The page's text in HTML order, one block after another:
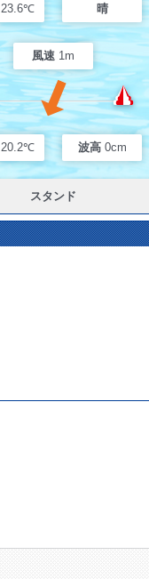
23.6℃ 晴
風速 1m
20.2℃ 波高 0cm
スタンド